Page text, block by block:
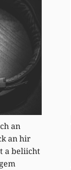
an
an hir
a beliicht